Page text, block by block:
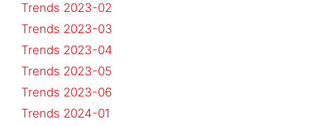
Trends 2023-02
Trends 2023-03
Trends 2023-04
Trends 2023-05
Trends 2023-06
Trends 2024-01